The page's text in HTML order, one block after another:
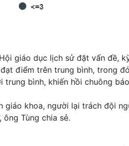
giáo dục lịch sử đặt vấn đề,
điểm trên trung bình, trong
trung bình, khiến hồi chuông
khoa, người lại trách đội
ông Tùng chia sẻ.